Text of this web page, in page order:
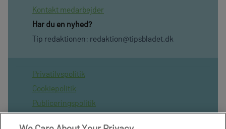
Kontakt medarbejder
Har du en nyhed?
Tip redaktionen: redaktion@tipsbladet.dk
Privatilvspolitik
Cookiepolitik
Publiceringspolitik